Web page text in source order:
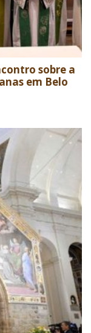
sobre a
em Belo